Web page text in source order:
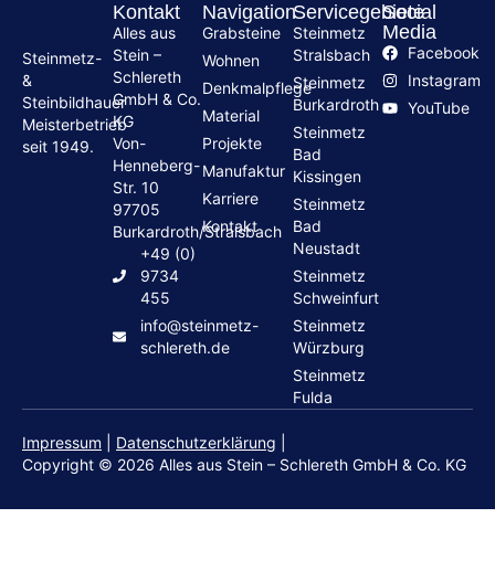
Steinmetz-
&
Steinbildhauer
Meisterbetrieb
seit 1949.
Kontakt
Alles aus
Stein –
Schlereth
GmbH & Co.
KG
Von-
Henneberg-
Str. 10
97705
Burkardroth/Stralsbach
+49 (0)
9734
455
info@steinmetz-
schlereth.de
Navigation
Grabsteine
Wohnen
Denkmalpflege
Material
Projekte
Manufaktur
Karriere
Kontakt
Servicegebiete
Steinmetz
Stralsbach
Steinmetz
Burkardroth
Steinmetz
Bad
Kissingen
Steinmetz
Bad
Neustadt
Steinmetz
Schweinfurt
Steinmetz
Würzburg
Steinmetz
Fulda
Social
Media
Facebook
Instagram
YouTube
Copyright © 2026 Alles aus Stein – Schlereth GmbH & Co. KG
Impressum Datenschutzerklärung